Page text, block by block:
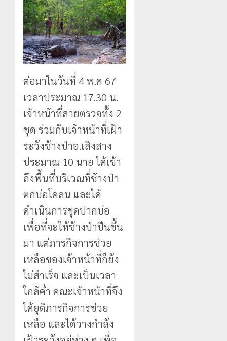
ต่อมาในวันที่ 4 พ.ค 67
เวลาประมาณ 17.30 น.
เจ้าหน้าที่สายตรวจทั้ง 2
ชุด ร่วมกับเจ้าหน้าที่เฝ้า
ระวังช้างป่าอ.เสิงสาง
ประมาณ 10 นาย ได้เข้า
ถึงพื้นที่บริเวณที่ช้างป่า
ตกบ่อโคลน และได้
ดำเนินการขุดปากบ่อ
เพื่อที่จะให้ช้างป่าปีนขึ้น
มา แต่ภารกิจการช่วย
เหลือของเจ้าหน้าที่ก็ยัง
ไม่สำเร็จ และเป็นเวลา
ใกล้ค่ำ คณะเจ้าหน้าที่จึง
ได้ยุติภารกิจการช่วย
เหลือ และได้วางกำลัง